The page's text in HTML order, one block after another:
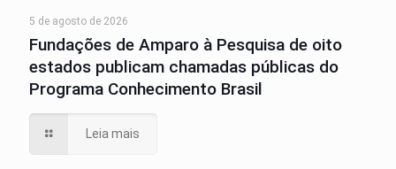
5 de agosto de 2026
Fundações de Amparo à Pesquisa de oito
estados publicam chamadas públicas do
Programa Conhecimento Brasil
Leia mais